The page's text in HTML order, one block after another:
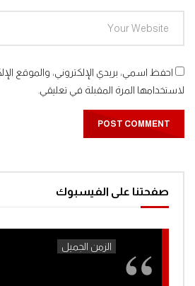
احفظ اسمي، بريدي الإلكتروني، والموقع
لاستخدامها المرة المقبلة في تعليقي.
صفحتنا على الفيسبوك